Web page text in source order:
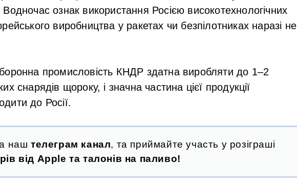
ознак використання Росією високотехнологічних
виробництва у ракетах чи безпілотниках наразі не
промисловість КНДР здатна виробляти до 1–2
снарядів щороку, і значна частина цієї продукції
до Росії.
наш телеграм канал, та приймайте участь у розіграші
від Apple та талонів на паливо!